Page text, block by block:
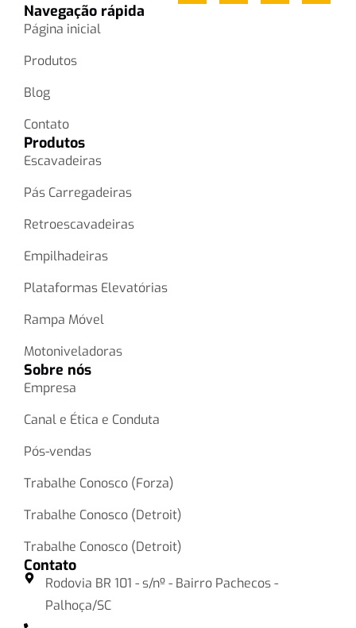
Navegação rápida
Página inicial
Produtos
Blog
Contato
Produtos
Escavadeiras
Pás Carregadeiras
Retroescavadeiras
Empilhadeiras
Plataformas Elevatórias
Rampa Móvel
Motoniveladoras
Sobre nós
Empresa
Canal e Ética e Conduta
Pós-vendas
Trabalhe Conosco (Forza)
Trabalhe Conosco (Detroit)
Trabalhe Conosco (Detroit)
Contato
Rodovia BR 101 - s/nº - Bairro Pachecos -
Palhoça/SC